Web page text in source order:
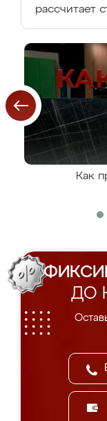
рассчитает
Как
ДО